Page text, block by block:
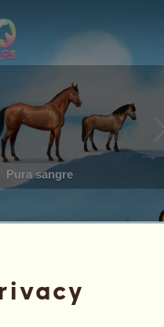
Pura sangre